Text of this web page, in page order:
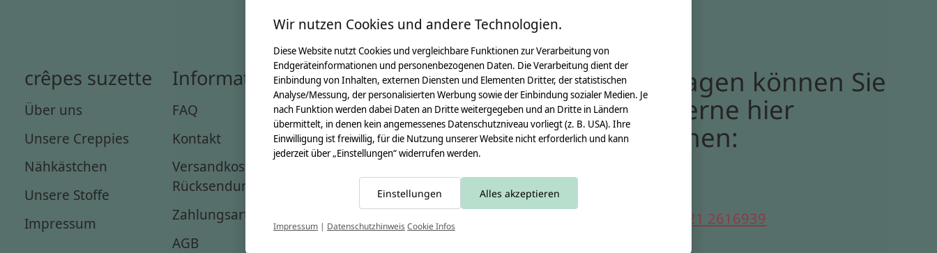
crêpes suzette
Über uns
Unsere Creppies
Nähkästchen
Unsere Stoffe
Impressum
Informationen
FAQ
Kontakt
Versandkosten &
Rücksendungen
Zahlungsarten
AGB
Anleitungen
Video Nähset
Anleitung MOMA
Schultüte
Leseknochen
Schnittmuster
Bei Fragen können Sie
uns gerne hier
erreichen:
0221 2616939
Wir nutzen Cookies und andere Technologien.
Diese Website nutzt Cookies und vergleichbare Funktionen zur Verarbeitung von
Endgeräteinformationen und personenbezogenen Daten. Die Verarbeitung dient der
Einbindung von Inhalten, externen Diensten und Elementen Dritter, der statistischen
Analyse/Messung, der personalisierten Werbung sowie der Einbindung sozialer Medien. Je
nach Funktion werden dabei Daten an Dritte weitergegeben und an Dritte in Ländern
übermittelt, in denen kein angemessenes Datenschutzniveau vorliegt (z. B. USA). Ihre
Einwilligung ist freiwillig, für die Nutzung unserer Website nicht erforderlich und kann
jederzeit über „Einstellungen“ widerrufen werden.
Einstellungen Alles akzeptieren
Impressum | DatenschutzhinweisCookie Infos